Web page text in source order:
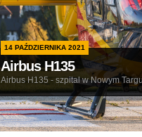
14 PAŹDZIERNIKA 2021
Airbus H135
Airbus H135 - szpital w Nowym